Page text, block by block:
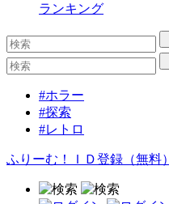
ランキング
#ホラー
#探索
#レトロ
ふりーむ！ＩＤ登録（無料）